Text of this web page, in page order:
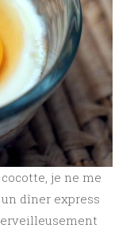
je ne me
dîner express